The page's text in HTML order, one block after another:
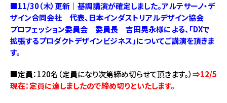
■11/30（木）更新｜基調講演が確定しました。アルテサーノ・デ
ザイン合同会社 代表、日本インダストリアルデザイン協会
プロフェッション委員会 委員長 吉田晃永様による、「DXで
拡張するプロダクトデザインビジネス」についてご講演を頂きま
す。
■定員：120名（定員になり次第締め切らせて頂きます。）⇒12/5
現在：定員に達しましたので締め切りといたします。